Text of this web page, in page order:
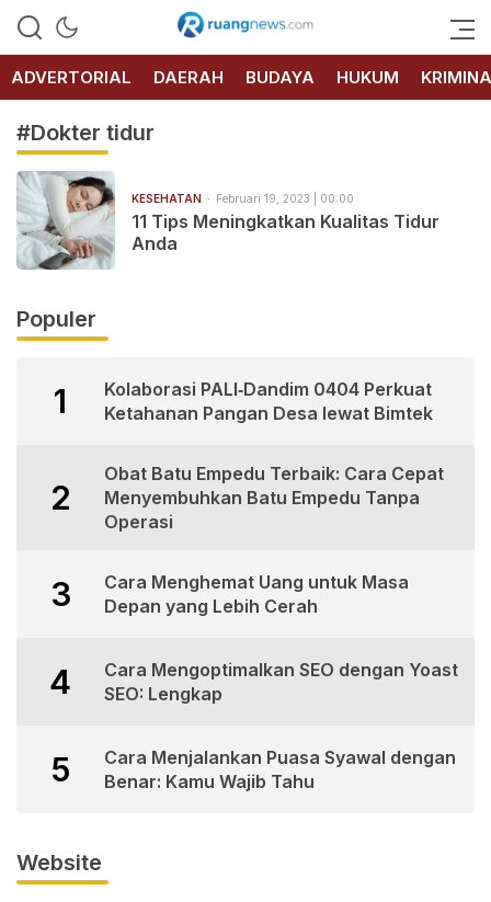
RUANG
NEWS
ADVERTORIAL
DAERAH BUDAYA HUKUM
#Dokter tidur
KESEHATAN Februari 19, 2023 | 00:00
11 Tips Meningkatkan Kualitas Tidur
Anda
Populer
1
Kolaborasi PALI‑Dandim 0404 Perkuat
Ketahanan Pangan Desa lewat Bimtek
2
Obat Batu Empedu Terbaik: Cara Cepat
Menyembuhkan Batu Empedu Tanpa
Operasi
3
Cara Menghemat Uang untuk Masa
Depan yang Lebih Cerah
4
Cara Mengoptimalkan SEO dengan Yoast
SEO: Lengkap
5
Cara Menjalankan Puasa Syawal dengan
Benar: Kamu Wajib Tahu
Website